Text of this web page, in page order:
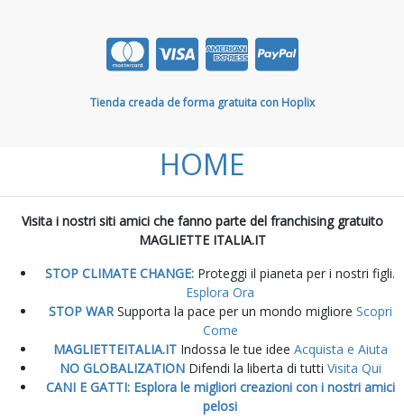
Tienda creada de forma gratuita con Hoplix
HOME
Visita i nostri siti amici che fanno parte del franchising gratuito
MAGLIETTE ITALIA.IT
STOP CLIMATE CHANGE: Proteggi il pianeta per i nostri figli.
Esplora Ora
STOP WARSupporta la pace per un mondo migliore Scopri
Come
MAGLIETTEITALIA.ITIndossa le tue idee Acquista e Aiuta
NO GLOBALIZATION Difendi la liberta di tutti Visita Qui
CANI E GATTI: Esplora le migliori creazioni con i nostri amici
pelosi